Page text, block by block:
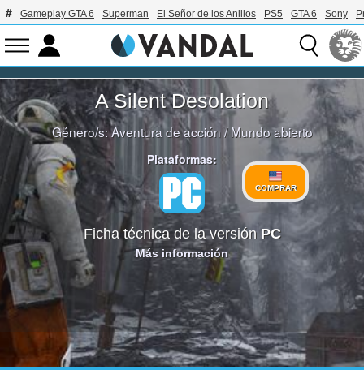
Gameplay GTA 6 Superman El Señor de los Anillos PS5 GTA 6 Sony
A Silent Desolation
Género/s:Aventura de acción/Mundo abierto
Plataformas:
COMPRAR
Ficha técnica de la versión PC
Más información